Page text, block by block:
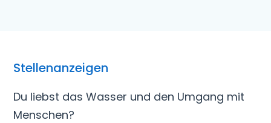
Stellenanzeigen
Du liebst das Wasser und den Umgang mit
Menschen?